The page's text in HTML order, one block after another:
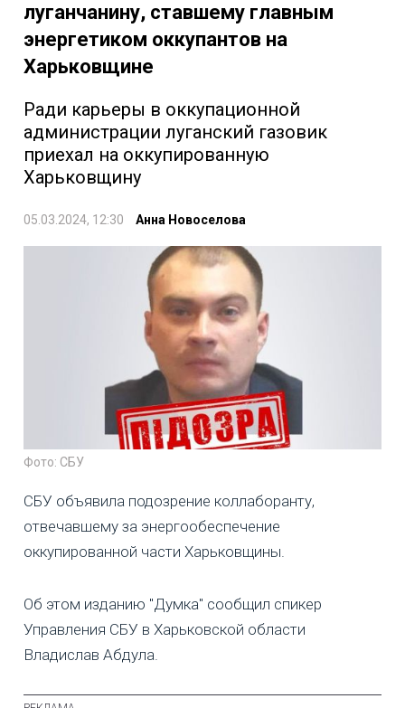
луганчанину, ставшему главным
энергетиком оккупантов на
Харьковщине
Ради карьеры в оккупационной
администрации луганский газовик
приехал на оккупированную
Харьковщину
05.03.2024, 12:30 Анна Новоселова
Фото: СБУ
СБУ объявила подозрение коллаборанту,
отвечавшему за энергообеспечение
оккупированной части Харьковщины.
Об этом изданию "Думка" сообщил спикер
Управления СБУ в Харьковской области
Владислав Абдула.